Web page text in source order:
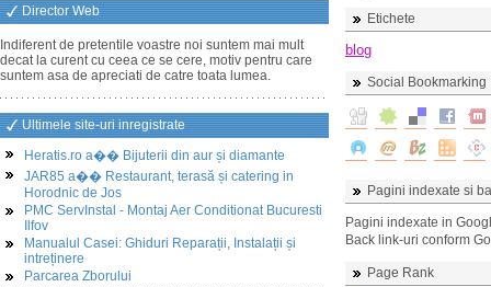
Director Web
Indiferent de pretentile voastre noi suntem mai mult
decat la curent cu ceea ce se cere, motiv pentru care
suntem asa de apreciati de catre toata lumea.
Ultimele site-uri inregistrate
Heratis.ro a�� Bijuterii din aur și diamante
JAR85 a�� Restaurant, terasă și catering in
Horodnic de Jos
PMC ServInstal - Montaj Aer Conditionat Bucuresti
Ilfov
Manualul Casei: Ghiduri Reparații, Instalații și
intreținere
Parcarea Zborului
Etichete
blog
Social Bookmarking
Pagini indexate si
Pagini indexate in
Back link-uri conform
Page Rank